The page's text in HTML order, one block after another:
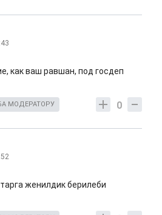
как ваш равшан, под госдеп
0
МОДЕРАТОРУ
женилдик берилеби